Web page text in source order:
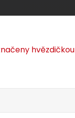
hvězdičkou